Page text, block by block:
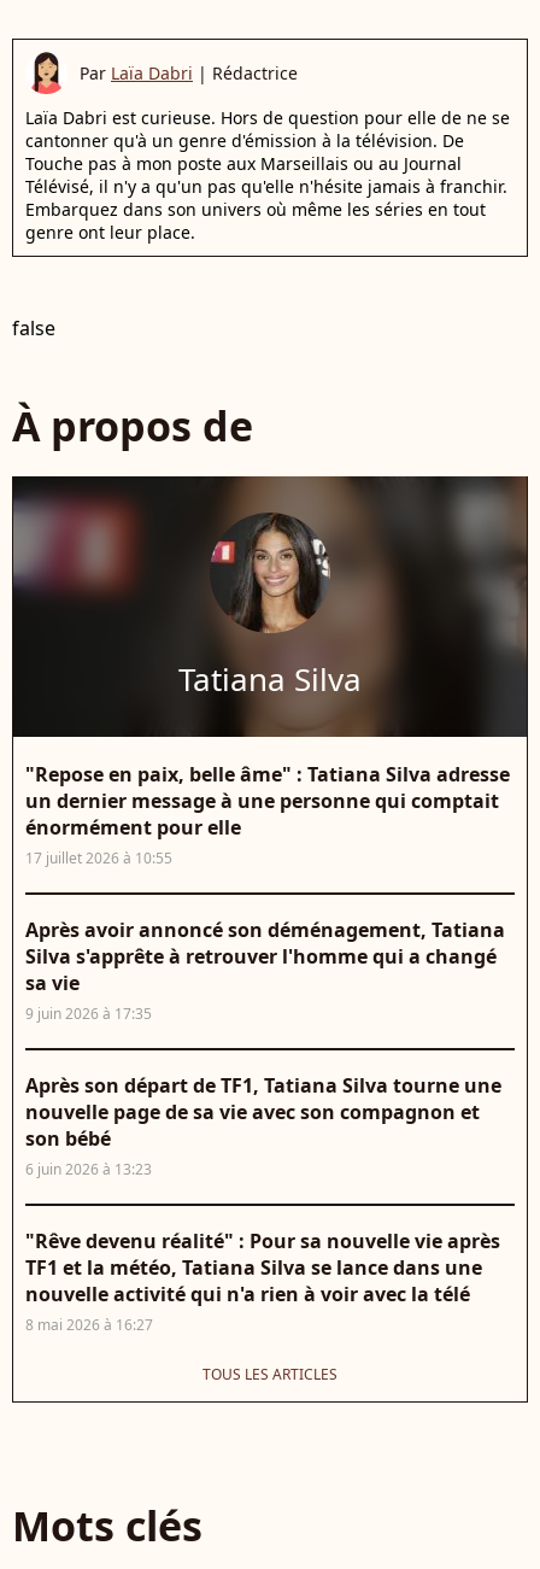
Par Laïa Dabri | Rédactrice
Laïa Dabri est curieuse. Hors de question pour elle de ne se
cantonner qu'à un genre d'émission à la télévision. De
Touche pas à mon poste aux Marseillais ou au Journal
Télévisé, il n'y a qu'un pas qu'elle n'hésite jamais à franchir.
Embarquez dans son univers où même les séries en tout
genre ont leur place.
false
À propos de
Tatiana Silva
"Repose en paix, belle âme" : Tatiana Silva adresse
un dernier message à une personne qui comptait
énormément pour elle
17 juillet 2026 à 10:55
Après avoir annoncé son déménagement, Tatiana
Silva s'apprête à retrouver l'homme qui a changé
sa vie
9 juin 2026 à 17:35
Après son départ de TF1, Tatiana Silva tourne une
nouvelle page de sa vie avec son compagnon et
son bébé
6 juin 2026 à 13:23
"Rêve devenu réalité" : Pour sa nouvelle vie après
TF1 et la météo, Tatiana Silva se lance dans une
nouvelle activité qui n'a rien à voir avec la télé
8 mai 2026 à 16:27
TOUS LES ARTICLES
Mots clés